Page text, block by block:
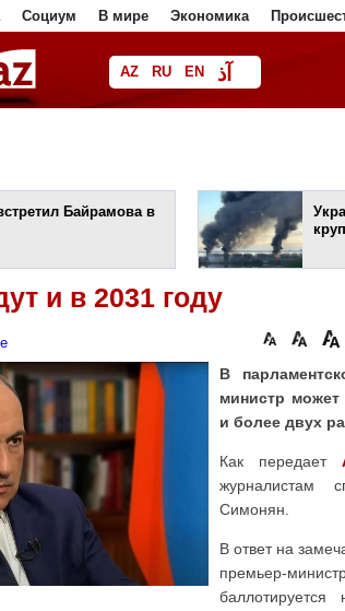
Социум В мире Экономика
AZ RU EN آذ
فا
Байрамова в
и в 2031 году
В
министр может
и более двух
Как передает
журналистам
Симонян.
В ответ на
премьер-